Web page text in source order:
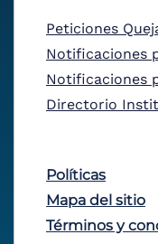
Peticiones
Notificaciones
Notificaciones
Directorio
Políticas
Mapa del sitio
Términos y